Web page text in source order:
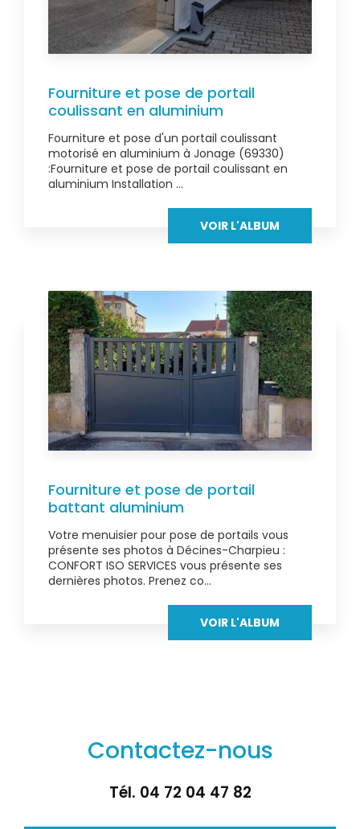
Fourniture et pose de portail
coulissant en aluminium
Fourniture et pose d'un portail coulissant
motorisé en aluminium à Jonage (69330)
:Fourniture et pose de portail coulissant en
aluminium Installation ...
VOIR L'ALBUM
Fourniture et pose de portail
battant aluminium
Votre menuisier pour pose de portails vous
présente ses photos à Décines-Charpieu :
CONFORT ISO SERVICES vous présente ses
dernières photos. Prenez co...
VOIR L'ALBUM
Contactez-nous
Tél. 04 72 04 47 82